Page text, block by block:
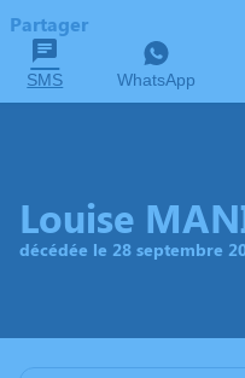
Partager
SMS WhatsApp
Louise
décédée le 28 septembre